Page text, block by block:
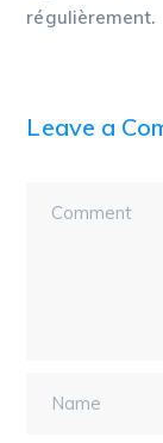
régulièrement.
Leave a